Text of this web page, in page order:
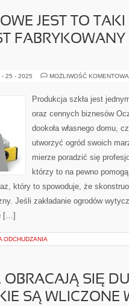
JEST TO TAKI
- 25 - 2025 MOŻLIWOŚĆ
Produkcja szkła jest
oraz cennych biznesów
dookoła własnego domu,
utworzyć ogród swoich
mierze poradzić się
którzy to na pewno
który to spowoduje, że
Jeśli zakładanie ogrodów
[…]
ODCHUDZANIA
SIĘ
SĄ WLICZONE